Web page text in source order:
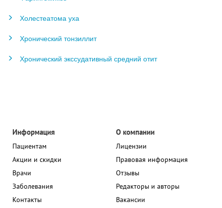
Холестеатома уха
Хронический тонзиллит
Хронический экссудативный средний отит
Информация
Пациентам
Акции и скидки
Врачи
Заболевания
Контакты
О компании
Лицензии
Правовая информация
Отзывы
Редакторы и авторы
Вакансии